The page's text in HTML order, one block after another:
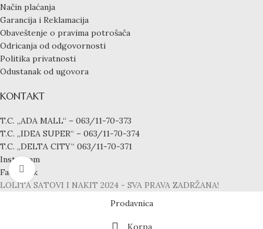
Click to enlarge
Način plaćanja
Garancija i Reklamacija
Obaveštenje o pravima potrošača
Odricanja od odgovornosti
Politika privatnosti
Odustanak od ugovora
KONTAKT
T.C. „ADA MALL“ – 063/11-70-373
T.C. „IDEA SUPER“ – 063/11-70-374
T.C. „DELTA CITY“ 063/11-70-371
Instagram
Facebook
LOLITA SATOVI I NAKIT 2024 - SVA PRAVA ZADRŽANA!
Prodavnica
Korpa